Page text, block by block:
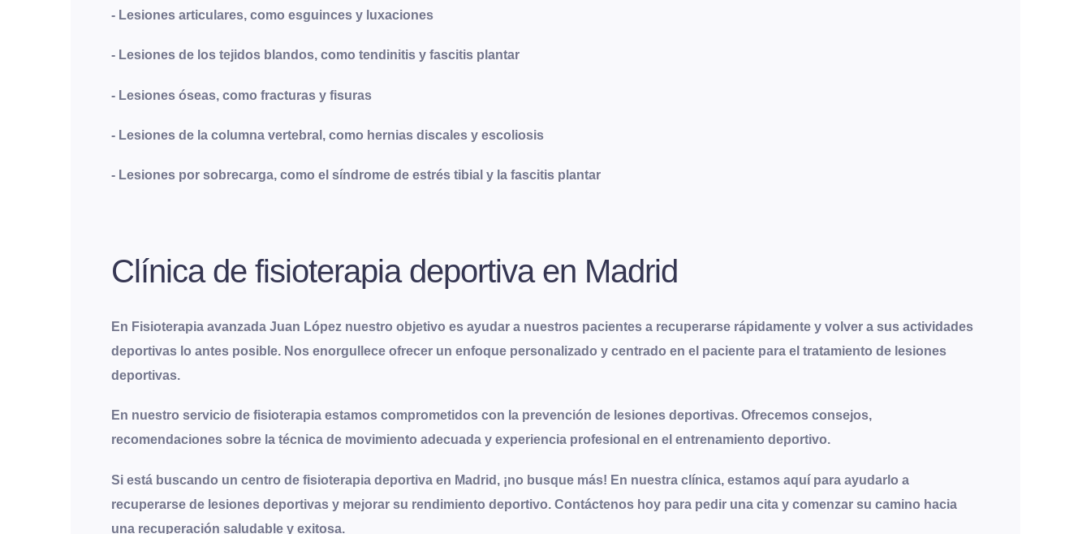
- Lesiones articulares, como esguinces y luxaciones
- Lesiones de los tejidos blandos, como tendinitis y fascitis plantar
- Lesiones óseas, como fracturas y fisuras
- Lesiones de la columna vertebral, como hernias discales y escoliosis
- Lesiones por sobrecarga, como el síndrome de estrés tibial y la fascitis plantar
Clínica de fisioterapia deportiva en Madrid
En Fisioterapia avanzada Juan López nuestro objetivo es ayudar a nuestros pacientes a recuperarse rápidamente y volver a sus actividades
deportivas lo antes posible. Nos enorgullece ofrecer un enfoque personalizado y centrado en el paciente para el tratamiento de lesiones
deportivas.
En nuestro servicio de fisioterapia estamos comprometidos con la prevención de lesiones deportivas. Ofrecemos consejos,
recomendaciones sobre la técnica de movimiento adecuada y experiencia profesional en el entrenamiento deportivo.
Si está buscando un centro de fisioterapia deportiva en Madrid, ¡no busque más! En nuestra clínica, estamos aquí para ayudarlo a
recuperarse de lesiones deportivas y mejorar su rendimiento deportivo. Contáctenos hoy para pedir una cita y comenzar su camino hacia
una recuperación saludable y exitosa.